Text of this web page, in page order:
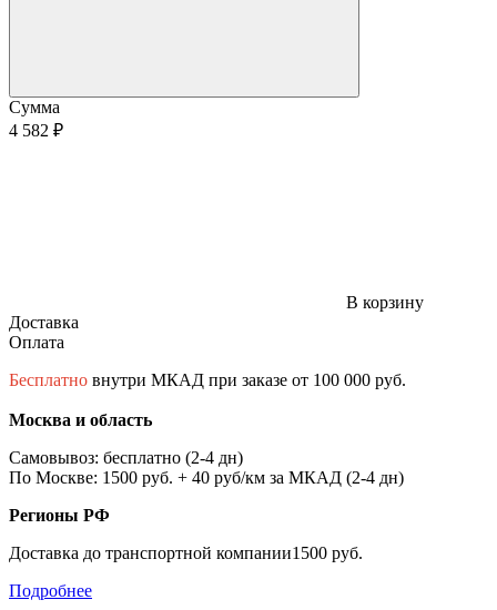
Сумма
4 582 ₽
В корзину
Доставка
Оплата
Бесплатно внутри МКАД при заказе от 100 000 руб.
Москва и область
Самовывоз: бесплатно (2-4 дн)
По Москве: 1500 руб. + 40 руб/км за МКАД (2-4 дн)
Регионы РФ
Доставка до транспортной компании1500 руб.
Подробнее